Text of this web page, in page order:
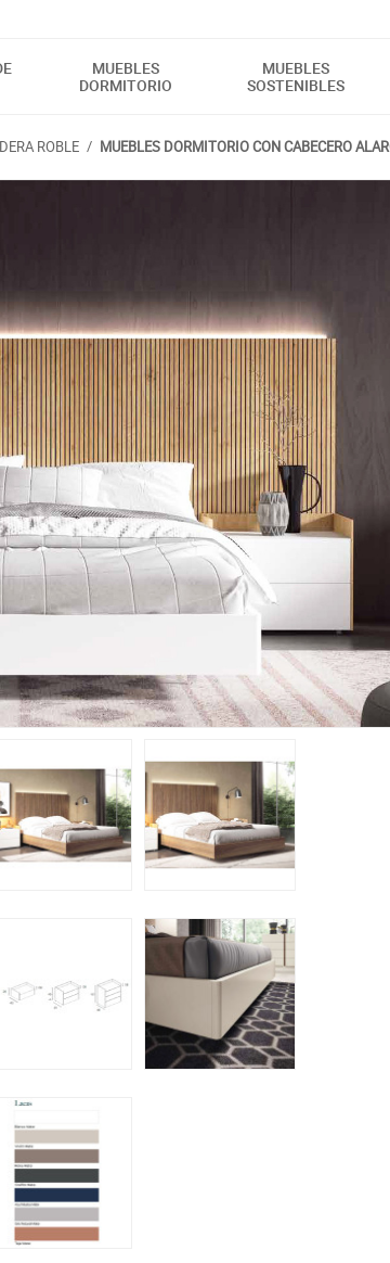
MUEBLES
DORMITORIO
MUEBLES
SOSTENIBLES
ROBLE / MUEBLES DORMITORIO CON CABECERO